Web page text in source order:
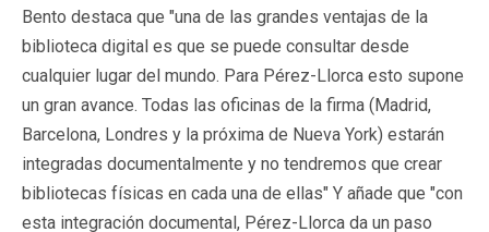
Bento destaca que "una de las grandes ventajas de la
biblioteca digital es que se puede consultar desde
cualquier lugar del mundo. Para Pérez-Llorca esto supone
un gran avance. Todas las oficinas de la firma (Madrid,
Barcelona, Londres y la próxima de Nueva York) estarán
integradas documentalmente y no tendremos que crear
bibliotecas físicas en cada una de ellas" Y añade que "con
esta integración documental, Pérez-Llorca da un paso